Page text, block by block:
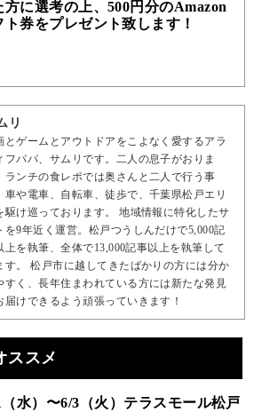
方に選考の上、500円分のAmazon
ト券をプレゼント致します！
リ
とゲームとアウトドアをこよなく愛するアラ
フパパ、サムリです。二人の息子がおりま
ランチの食レポでは奥さんと二人で行う事
車や電車、自転車、徒歩で、千葉県松戸エリ
駆け巡っております。 地域情報に特化したサ
を9年近く運営。松戸つうしんだけで5,000記
上を執筆、全体で13,000記事以上を執筆して
す。 松戸市に越してきたばかりの方には分か
すく、長年住まわれている方には新たな発見
届けできるよう頑張っていきます！
ススメ
（水）〜6/3（火）テラスモール松戸